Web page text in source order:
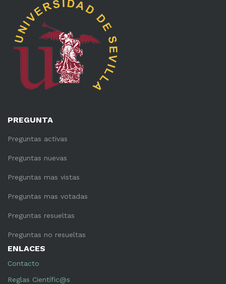
PREGUNTA
Preguntas activas
Preguntas nuevas
Preguntas mas vistas
Preguntas mas votadas
Preguntas resueltas
Preguntas no resueltas
ENLACES
Contacto
Reglas Científic@s